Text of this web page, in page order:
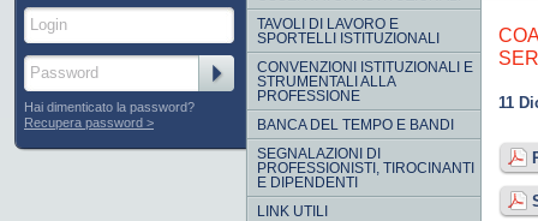
TAVOLI DI LAVORO E
SPORTELLI ISTITUZIONALI
CONVENZIONI ISTITUZIONALI E
STRUMENTALI ALLA
PROFESSIONE
BANCA DEL TEMPO E BANDI
SEGNALAZIONI DI
PROFESSIONISTI, TIROCINANTI
E DIPENDENTI
LINK UTILI
Hai dimenticato la password?
Recupera password
11